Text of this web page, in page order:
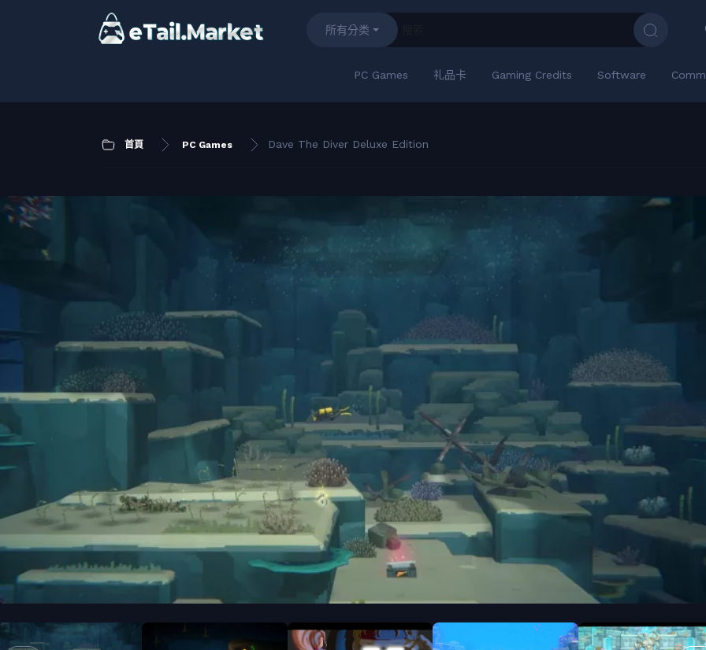
所有分类
PC Games 礼品卡 Gaming Credits Software
首頁 PC Games Dave The Diver Deluxe Edition